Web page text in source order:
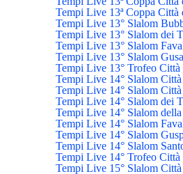
Tempi Live 13ª Coppa
Tempi Live 13° Slalom
Tempi Live 13° Slalom dei
Tempi Live 13° Slalom
Tempi Live 13° Slalom
Tempi Live 13° Trofeo Città
Tempi Live 14° Slalom
Tempi Live 14° Slalom
Tempi Live 14° Slalom dei
Tempi Live 14° Slalom
Tempi Live 14° Slalom
Tempi Live 14° Slalom
Tempi Live 14° Slalom
Tempi Live 14° Trofeo
Tempi Live 15° Slalom